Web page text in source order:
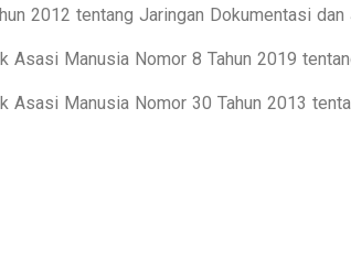
2012 tentang Jaringan Dokumentasi
Asasi Manusia Nomor 8 Tahun 2019
Asasi Manusia Nomor 30 Tahun 2013